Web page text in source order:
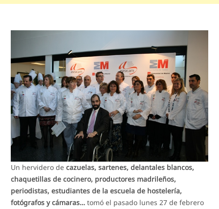
Un hervidero decazuelas, sartenes, delantales blancos,
chaquetillas de cocinero, productores madrileños,
periodistas, estudiantes de la escuela de hostelería,
fotógrafos y cámaras… tomó el pasado lunes 27 de febrero